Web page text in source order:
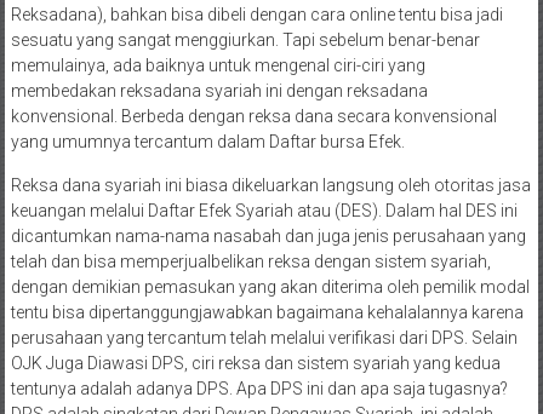
Reksadana), bahkan bisa dibeli dengan cara online tentu bisa jadi
sesuatu yang sangat menggiurkan. Tapi sebelum benar-benar
memulainya, ada baiknya untuk mengenal ciri-ciri yang
membedakan reksadana syariah ini dengan reksadana
konvensional. Berbeda dengan reksa dana secara konvensional
yang umumnya tercantum dalam Daftar bursa Efek.
Reksa dana syariah ini biasa dikeluarkan langsung oleh otoritas jasa
keuangan melalui Daftar Efek Syariah atau (DES). Dalam hal DES ini
dicantumkan nama-nama nasabah dan juga jenis perusahaan yang
telah dan bisa memperjualbelikan reksa dengan sistem syariah,
dengan demikian pemasukan yang akan diterima oleh pemilik modal
tentu bisa dipertanggungjawabkan bagaimana kehalalannya karena
perusahaan yang tercantum telah melalui verifikasi dari DPS. Selain
OJK Juga Diawasi DPS, ciri reksa dan sistem syariah yang kedua
tentunya adalah adanya DPS. Apa DPS ini dan apa saja tugasnya?